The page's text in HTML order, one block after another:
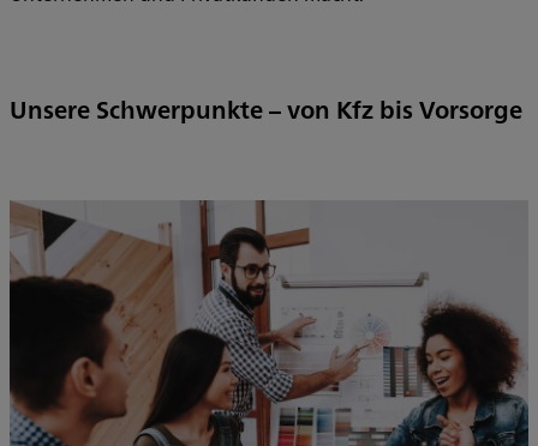
Unsere Schwerpunkte – von Kfz bis Vorsorge